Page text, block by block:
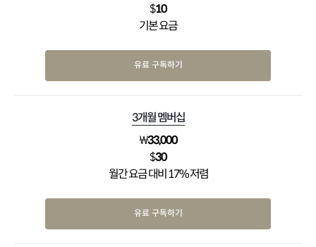
$10
기본 요금
유료 구독하기
3개월 멤버십
₩33,000
$30
월간 요금 대비 17% 저렴
유료 구독하기